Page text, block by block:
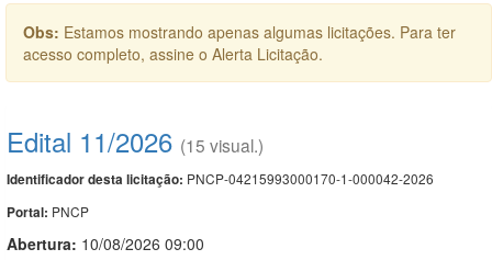
Obs: Estamos mostrando apenas algumas licitações. Para ter
acesso completo, assine o Alerta Licitação.
Edital 11/2026 (15 visual.)
Identificador desta licitação: PNCP-04215993000170-1-000042-2026
Portal: PNCP
Abertura: 10/08/2026 09:00